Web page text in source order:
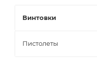
Винтовки
Пистолеты